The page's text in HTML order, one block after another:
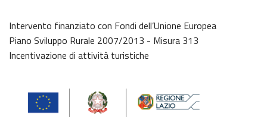
Intervento finanziato con Fondi dell’Unione Europea
Piano Sviluppo Rurale 2007/2013 - Misura 313
Incentivazione di attività turistiche